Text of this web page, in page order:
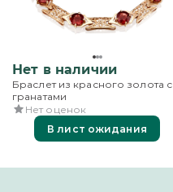
Нет в наличии
Браслет из красного золота с
гранатами
Нет оценок
В лист ожидания